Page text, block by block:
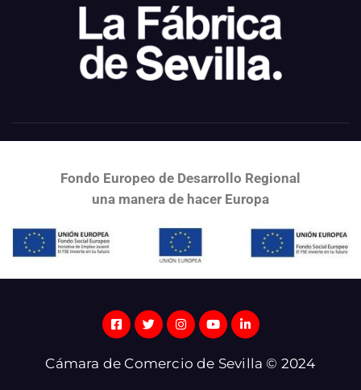
Fondo Europeo de Desarrollo Regional
una manera de hacer Europa
Cámara de Comercio de Sevilla © 2024